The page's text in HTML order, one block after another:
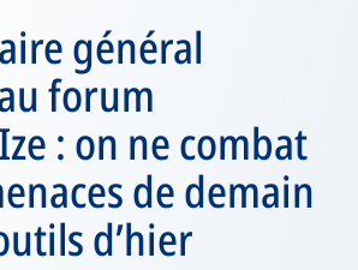
général
forum
: on ne combat
de demain
d’hier